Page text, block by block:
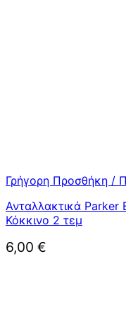
Γρήγορη Προσθήκη /
Ανταλλακτικά
Κόκκινο 2 τεμ
6,00 €